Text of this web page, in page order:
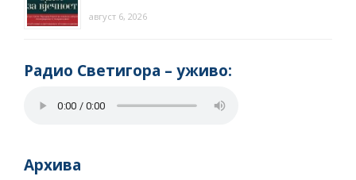
август 6, 2026
Радио Светигора – yживо:
Архива